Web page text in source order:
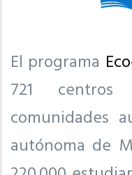
El programa
721
comunidades
autónoma de